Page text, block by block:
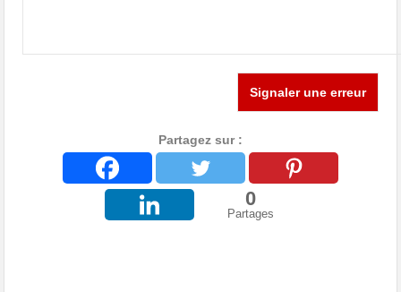
Signaler une erreur
Partagez sur :
0
Partages